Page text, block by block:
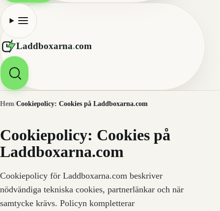
Laddboxarna.com
Hem/Cookiepolicy: Cookies på Laddboxarna.com
Cookiepolicy: Cookies på
Laddboxarna.com
Cookiepolicy för Laddboxarna.com beskriver
nödvändiga tekniska cookies, partnerlänkar och när
samtycke krävs. Policyn kompletterar